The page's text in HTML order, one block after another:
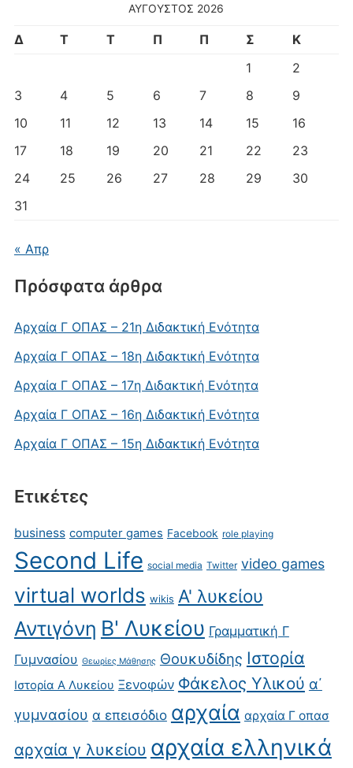
ΑΎΓΟΥΣΤΟΣ 2026
Δ Τ Τ Π Π Σ
Κ
1
2
3
4 5 6 7 8
9
10
11 12 13 14 15
16
17
18 19 20 21 22
23
24
25 26 27 28 29
30
31
« Απρ
Πρόσφατα άρθρα
Αρχαία Γ ΟΠΑΣ – 21η Διδακτική Ενότητα
Αρχαία Γ ΟΠΑΣ – 18η Διδακτική Ενότητα
Αρχαία Γ ΟΠΑΣ – 17η Διδακτική Ενότητα
Αρχαία Γ ΟΠΑΣ – 16η Διδακτική Ενότητα
Αρχαία Γ ΟΠΑΣ – 15η Διδακτική Ενότητα
Ετικέτες
business computer games Facebook role playing
Second Life social media Twitter video games
virtual worlds wikis Α' λυκείου
Αντιγόνη Β' Λυκείου Γραμματική Γ
Γυμνασίου Θεωρίες Μάθησης Θουκυδίδης Ιστορία
Ιστορία Α Λυκείου Ξενοφών Φάκελος Υλικού α΄
γυμνασίου α επεισόδιο αρχαία αρχαία Γ οπασ
αρχαία γ λυκείου αρχαία ελληνικά